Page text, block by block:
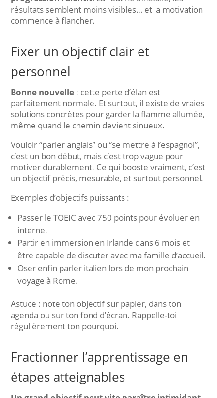
résultats semblent moins visibles… et la motivation
commence à flancher.
Fixer un objectif clair et
personnel
Bonne nouvelle : cette perte d’élan est
parfaitement normale. Et surtout, il existe de vraies
solutions concrètes pour garder la flamme allumée,
même quand le chemin devient sinueux.
Vouloir “parler anglais” ou “se mettre à l’espagnol”,
c’est un bon début, mais c’est trop vague pour
motiver durablement. Ce qui booste vraiment, c’est
un objectif précis, mesurable, et surtout personnel.
Exemples d’objectifs puissants :
Passer le TOEIC avec 750 points pour évoluer en
interne.
Partir en immersion en Irlande dans 6 mois et
être capable de discuter avec ma famille d’accueil.
Oser enfin parler italien lors de mon prochain
voyage à Rome.
Astuce : note ton objectif sur papier, dans ton
agenda ou sur ton fond d’écran. Rappelle-toi
régulièrement ton pourquoi.
Fractionner l’apprentissage en
étapes atteignables